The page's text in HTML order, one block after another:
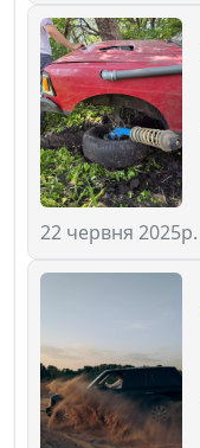
22 червня 2025р.